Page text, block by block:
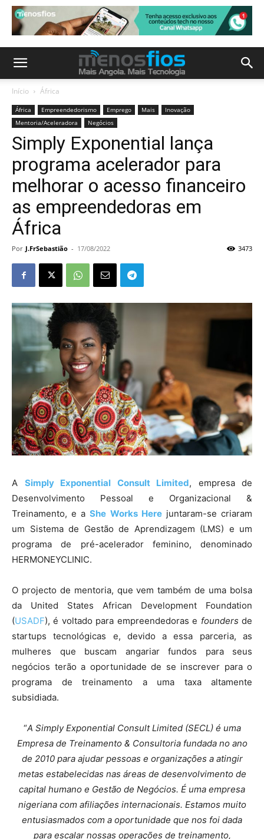
Início África
África Empreendedorismo Emprego Mais
Inovação
Mentoria/Aceleradora
Negócios
Simply Exponential lança
programa acelerador para
melhorar o acesso financeiro
as empreendedoras em
África
Por J.FrSebastião - 17/08/2022 3473
A Simply Exponential Consult Limited, empresa de
Desenvolvimento Pessoal e Organizacional &
Treinamento, e aShe Works Herejuntaram-se criaram
um Sistema de Gestão de Aprendizagem (LMS) e um
programa de pré-acelerador feminino, denominado
HERMONEYCLINIC.
O projecto de mentoria, que vem também de uma bolsa
da United States African Development Foundation
(USADF), é voltado para empreendedoras e founders de
startups tecnológicas e, devido a essa parceria, as
mulheres que buscam angariar fundos para seus
negócios terão a oportunidade de se inscrever para o
programa de treinamento a uma taxa altamente
subsidiada.
“A Simply Exponential Consult Limited (SECL) é uma
Empresa de Treinamento & Consultoria fundada no ano
de 2010 para ajudar pessoas e organizações a atingir
metas estabelecidas nas áreas de desenvolvimento de
capital humano e Gestão de Negócios. É uma empresa
nigeriana com afiliações internacionais. Estamos muito
entusiasmados com a oportunidade que nos foi dada
para escalar nossas operações de treinamento,